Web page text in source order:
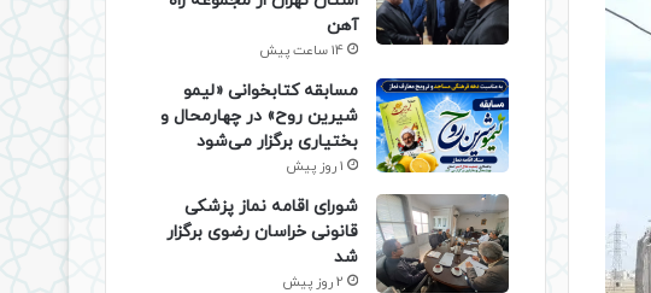
آهن
14 ساعت پیش
مسابقه کتابخوانی «لیمو
شیرین روح» در چهارمحال و
بختیاری برگزار می‌شود
1 روز پیش
شورای اقامه نماز پزشکی
قانونی خراسان رضوی برگزار
شد
2 روز پیش